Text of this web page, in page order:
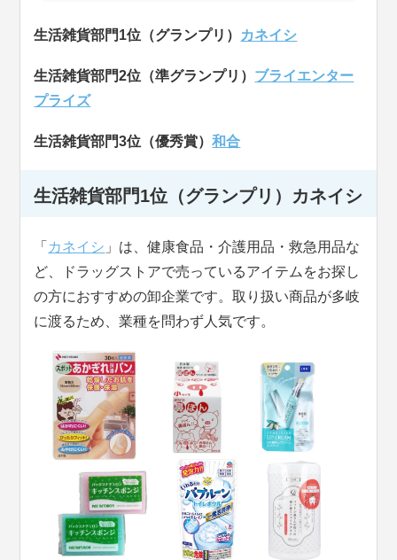
生活雑貨部門1位（グランプリ） カネイシ
生活雑貨部門2位（準グランプリ） ブライエンター
プライズ
生活雑貨部門3位（優秀賞）和合
生活雑貨部門1位（グランプリ） カネイシ
「 カネイシ 」は、健康食品・介護用品・救急用品な
ど、ドラッグストアで売っているアイテムをお探し
の方におすすめの卸企業です。取り扱い商品が多岐
に渡るため、業種を問わず人気です。